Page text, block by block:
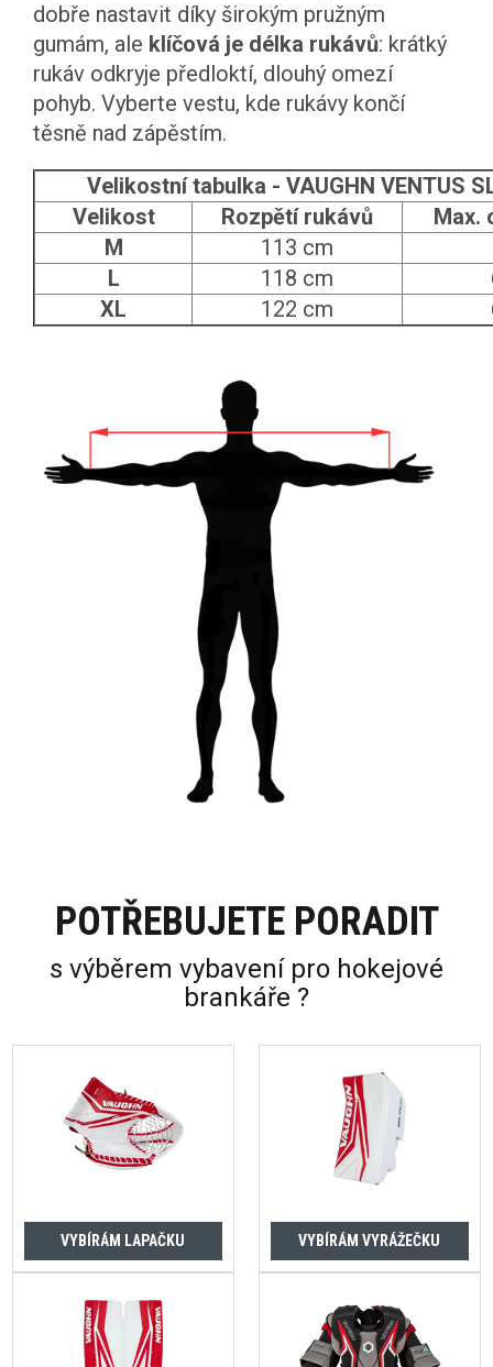
dobře nastavit díky širokým pružným
gumám, ale klíčová je délka rukávů: krátký
rukáv odkryje předloktí, dlouhý omezí
pohyb. Vyberte vestu, kde rukávy končí
těsně nad zápěstím.
Velikostní tabulka - VAUGHN VENTUS
Velikost
Rozpětí rukávů
Max.
M
113 cm
L
118 cm
XL
122 cm
POTŘEBUJETE PORADIT
s výběrem vybavení pro hokejové
brankáře ?
VYBÍRÁM LAPAČKU VYBÍRÁM VYRÁŽEČKU